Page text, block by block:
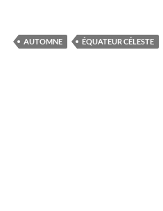
AUTOMNE ÉQUATEUR CÉLESTE